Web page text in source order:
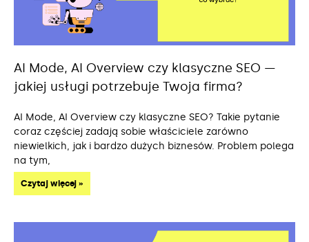
AI Mode, AI Overview czy klasyczne SEO —
jakiej usługi potrzebuje Twoja firma?
AI Mode, AI Overview czy klasyczne SEO? Takie pytanie
coraz częściej zadają sobie właściciele zarówno
niewielkich, jak i bardzo dużych biznesów. Problem polega
na tym,
Czytaj więcej »